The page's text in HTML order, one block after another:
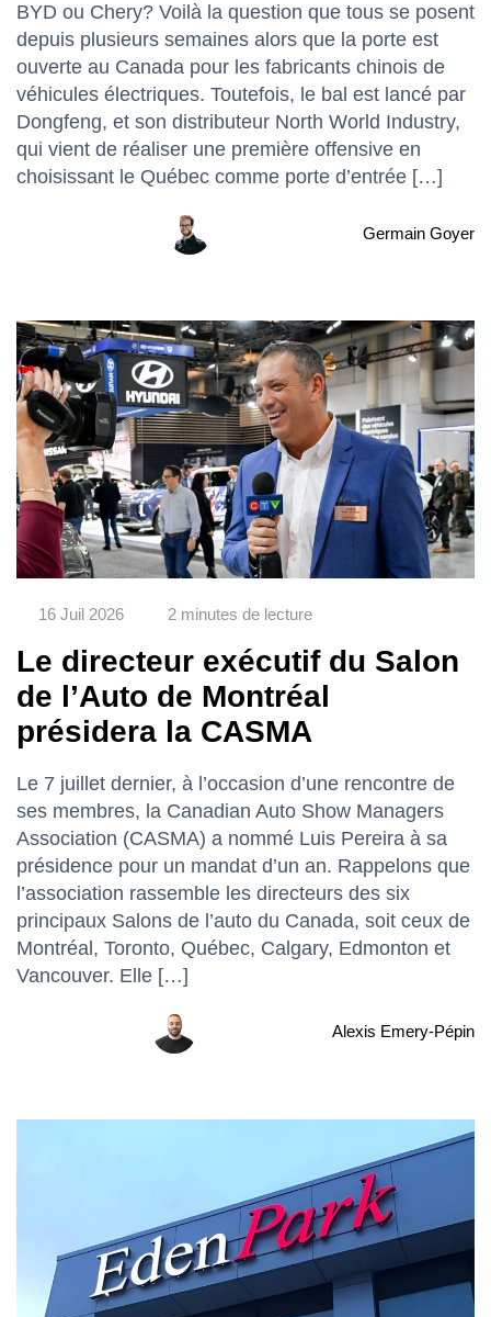
BYD ou Chery? Voilà la question que tous se posent
depuis plusieurs semaines alors que la porte est
ouverte au Canada pour les fabricants chinois de
véhicules électriques. Toutefois, le bal est lancé par
Dongfeng, et son distributeur North World Industry,
qui vient de réaliser une première offensive en
choisissant le Québec comme porte d’entrée […]
Germain Goyer
16 Juil 2026 2 minutes de lecture
Le directeur exécutif du Salon
de l’Auto de Montréal
présidera la CASMA
Le 7 juillet dernier, à l’occasion d’une rencontre de
ses membres, la Canadian Auto Show Managers
Association (CASMA) a nommé Luis Pereira à sa
présidence pour un mandat d’un an. Rappelons que
l’association rassemble les directeurs des six
principaux Salons de l’auto du Canada, soit ceux de
Montréal, Toronto, Québec, Calgary, Edmonton et
Vancouver. Elle […]
Alexis Emery-Pépin